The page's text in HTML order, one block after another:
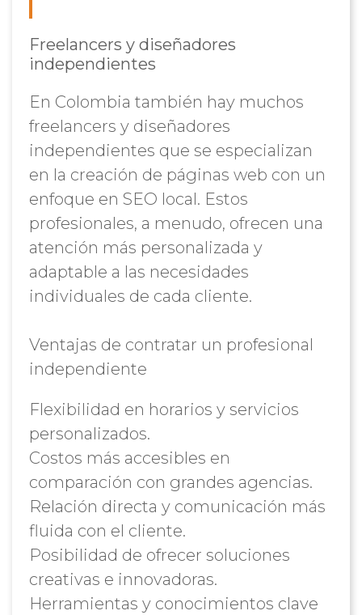
Freelancers y diseñadores
independientes
En Colombia también hay muchos
freelancers y diseñadores
independientes que se especializan
en la creación de páginas web con un
enfoque en SEO local. Estos
profesionales, a menudo, ofrecen una
atención más personalizada y
adaptable a las necesidades
individuales de cada cliente.
Ventajas de contratar un profesional
independiente
Flexibilidad en horarios y servicios
personalizados.
Costos más accesibles en
comparación con grandes agencias.
Relación directa y comunicación más
fluida con el cliente.
Posibilidad de ofrecer soluciones
creativas e innovadoras.
Herramientas y conocimientos clave